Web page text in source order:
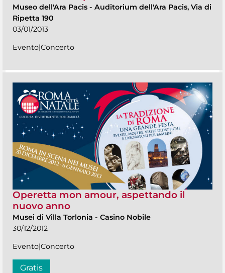
Museo dell'Ara Pacis - Auditorium dell'Ara Pacis, Via di
Ripetta 190
03/01/2013
Evento|Concerto
Operetta mon amour, aspettando il
nuovo anno
Musei di Villa Torlonia - Casino Nobile
30/12/2012
Evento|Concerto
Gratis